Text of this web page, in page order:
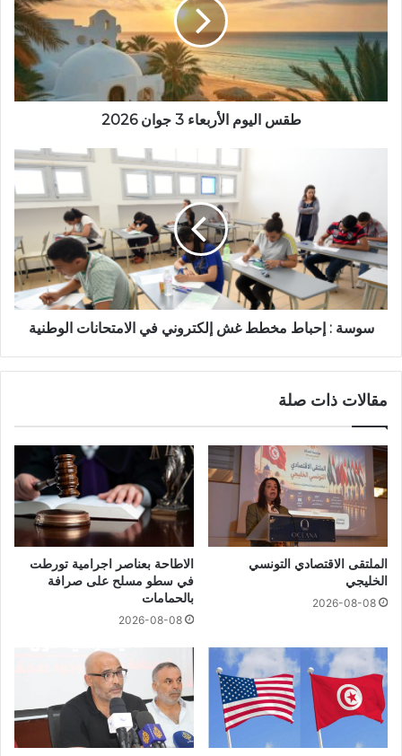
طقس اليوم الأربعاء 3 جوان 2026
سوسة : إحباط مخطط غش إلكتروني في الامتحانات الوطنية
مقالات ذات صلة
الملتقى الاقتصادي التونسي
الخليجي
2026-08-08
الاطاحة بعناصر اجرامية تورطت
في سطو مسلح على صرافة
بالحمامات
2026-08-08